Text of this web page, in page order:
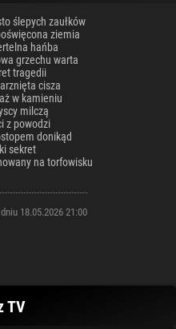
ślepych zaułków
ziemia
hańba
grzechu warta
tragedii
cisza
w kamieniu
milczą
z powodzi
donikąd
sekret
na torfowisku
18.05.2026 21:00
TV